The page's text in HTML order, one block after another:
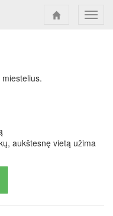
aukštesnę vietą užima